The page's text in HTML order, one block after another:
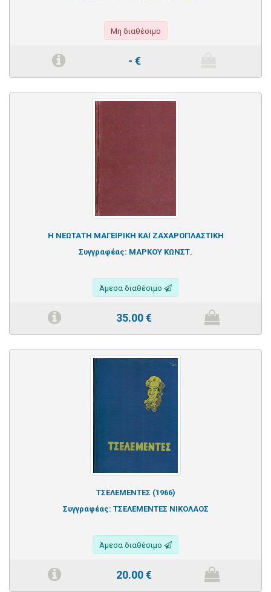
Μη διαθέσιμο
- €
Η ΝΕΩΤΑΤΗ ΜΑΓΕΙΡΙΚΗ ΚΑΙ ΖΑΧΑΡΟΠΛΑΣΤΙΚΗ
Συγγραφέας: ΜΑΡΚΟΥ ΚΩΝΣΤ.
Άμεσα διαθέσιμο
35.00€
ΤΣΕΛΕΜΕΝΤΕΣ (1966)
Συγγραφέας: ΤΣΕΛΕΜΕΝΤΕΣ ΝΙΚΟΛΑΟΣ
Άμεσα διαθέσιμο
20.00€